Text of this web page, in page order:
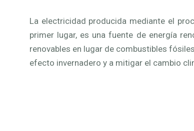
La electricidad producida mediante el
primer lugar, es una fuente de energía
renovables en lugar de combustibles
efecto invernadero y a mitigar el cambio